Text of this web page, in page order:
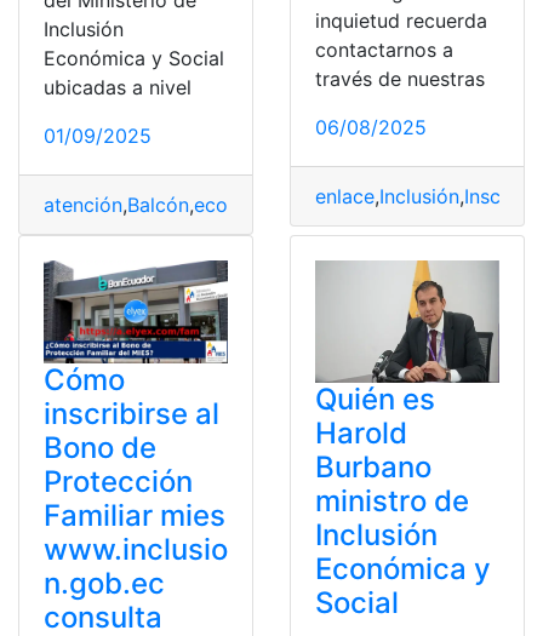
Inclusión
Económica y Social
ubicadas a nivel
01/09/2025
atención,Balcón,económica Inclusión,MIES,ministerio
inquietud recuerda
contactarnos a
través de nuestras
06/08/2025
enlace,Inclusión,
Cómo
inscribirse al
Bono de
Protección
Familiar mies
www.inclusio
n.gob.ec
consulta
Quién es
Harold
Burbano
ministro de
Inclusión
Económica y
Social